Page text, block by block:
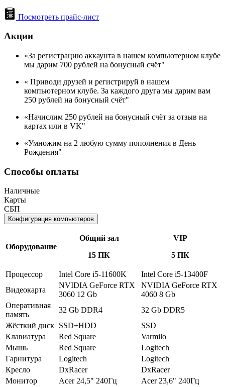
Посмотреть прайс-лист
Акции
«За регистрацию аккаунта в нашем компьютерном клубе
мы дарим 700 рублей на бонусный счёт"
« Приводи друзей и регистрируй в нашем
компьютерном клубе. За каждого друга мы дарим вам
250 рублей на бонусный счёт"
«Начислим 250 рублей на бонусный счёт за отзыв на
картах или в VK"
«Умножим на 2 любую сумму пополнения в День
Рождения"
Способы оплаты
Наличные
Карты
СБП
Конфигурация компьютеров
Оборудование
Общий зал
15 ПК
VIP
5 ПК
Процессор Intel Core i5-11600K
Intel Core i5-13400F
Видеокарта
NVIDIA GeForce RTX
3060 12 Gb
NVIDIA GeForce RTX
4060 8 Gb
Оперативная
память
32 Gb DDR4
32 Gb DDR5
Жёсткий диск SSD+HDD
SSD
Клавиатура
Red Square
Varmilo
Мышь
Red Square
Logitech
Гарнитура
Logitech
Logitech
Кресло
DxRacer
DxRacer
Монитор
Acer 24,5" 240Гц
Acer 23,6" 240Гц